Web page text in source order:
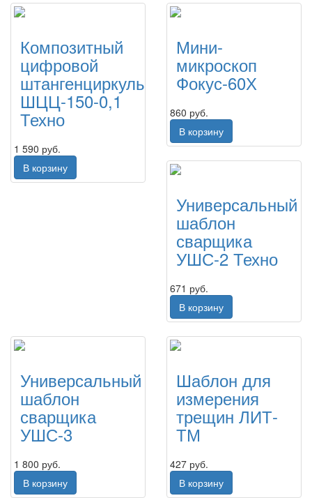
Композитный
цифровой
штангенциркуль
ШЦЦ-150-0,1
Техно
1 590 руб.
В корзину
Мини-
микроскоп
Фокус-60Х
860 руб.
В корзину
Универсальный
шаблон
сварщика
УШС-2 Техно
671 руб.
В корзину
Универсальный
шаблон
сварщика
УШС-3
1 800 руб.
В корзину
Шаблон для
измерения
трещин ЛИТ-
ТМ
427 руб.
В корзину